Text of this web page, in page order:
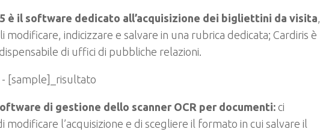
è il software dedicato all’acquisizione dei bigliettini da visita,
modificare, indicizzare e salvare in una rubrica dedicata; Cardiris è
di uffici di pubbliche relazioni.
di gestione dello scanner OCR per documenti: ci
modificare l’acquisizione e di scegliere il formato in cui salvare il